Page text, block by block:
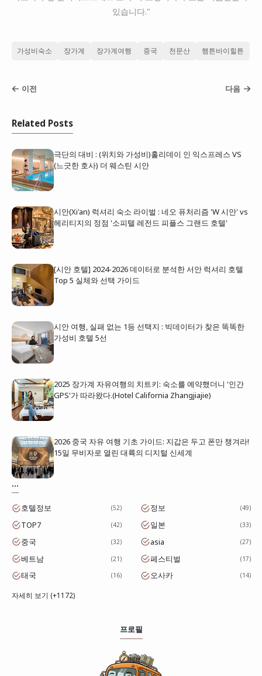
있습니다."
가성비숙소 장가계 장가계여행 중국 천문산 햄튼바이힐튼
이전 다음
Related Posts
극단의 대비 : (위치와 가성비)홀리데이 인 익스프레스 VS
(느긋한 호사) 더 웨스틴 시안
시안(Xi'an) 럭셔리 숙소 라이벌 : 네오 퓨처리즘 'W 시안' vs
헤리티지의 정점 '소피텔 레전드 피플스 그랜드 호텔'
[시안 호텔] 2024-2026 데이터로 분석한 서안 럭셔리 호텔
Top 5 실체와 선택 가이드
시안 여행, 실패 없는 1등 선택지 : 빅데이터가 찾은 똑똑한
가성비 호텔 5선
2025 장가계 자유여행의 치트키: 숙소를 예약했더니 '인간
GPS'가 따라왔다.(Hotel California Zhangjiajie)
2026 중국 자유 여행 기초 가이드: 지갑은 두고 폰만 챙겨라!
15일 무비자로 열린 대륙의 디지털 신세계
...
호텔정보 52 정보 49
TOP7 42 일본 33
중국 32 asia 27
베트남 21 페스티벌 17
태국 16 오사카 14
자세히 보기 (+1172)
프로필